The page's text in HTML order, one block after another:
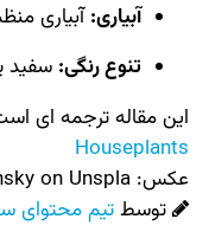
آبیاری:آبیاری
تنوع رنگی: سفید
این مقاله ترجمه ای
Houseplants
عکس:‌ on Unspla
توسطتیم محتوای